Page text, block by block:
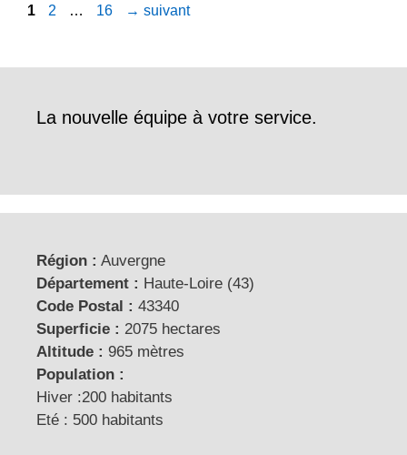
Page
1 Page
2 … Page
16 → suivant
La nouvelle équipe à votre service.
Région : Auvergne
Département : Haute-Loire (43)
Code Postal : 43340
Superficie : 2075 hectares
Altitude : 965 mètres
Population :
Hiver :200 habitants
Eté : 500 habitants